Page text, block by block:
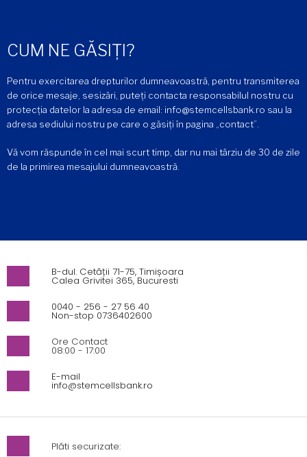
CUM NE GĂSIȚI?
Pentru exercitarea drepturilor dumneavoastră, pentru transmiterea
de orice mesaje, sesizări, puteți contacta responsabilul nostru cu
protecția datelor la adresa de email: info@stemcellsbank.ro sau la
adresa sediului nostru pe care o găsiți în pagina „contact”.
Vă vom răspunde în cel mai scurt timp, dar nu mai târziu de 30 de zile
de la primirea mesajului dumneavoastră.
B-dul. Cetății 71-75, Timișoara
Calea Grivitei 365, Bucuresti
0040 - 256 - 27 56 40
Non-stop 0736402600
Ore Contact
08:00 - 17:00
E-mail
info@stemcellsbank.ro
Plăti securizate: